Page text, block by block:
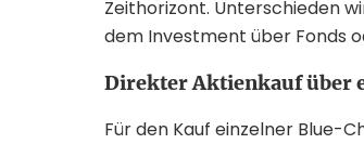
Zeithorizont. Unterschieden
dem Investment über Fonds
Direkter Aktienkauf über
Für den Kauf einzelner Blue-